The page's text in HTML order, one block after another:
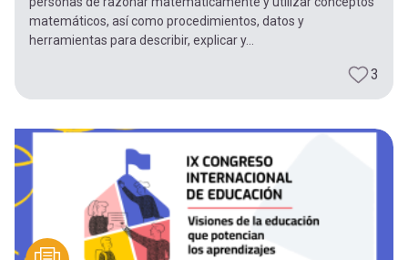
matemáticos, así como procedimientos, datos y
herramientas para describir, explicar y...
3